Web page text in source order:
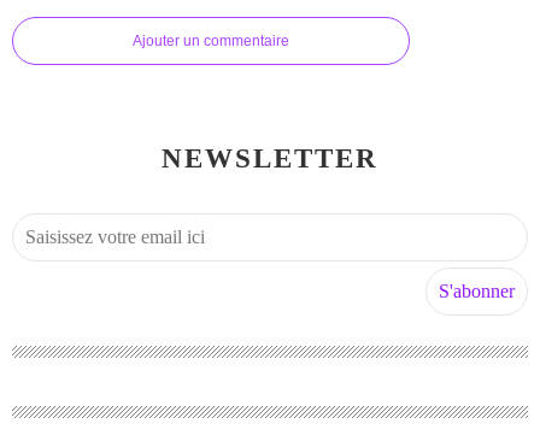
Ajouter un commentaire
NEWSLETTER